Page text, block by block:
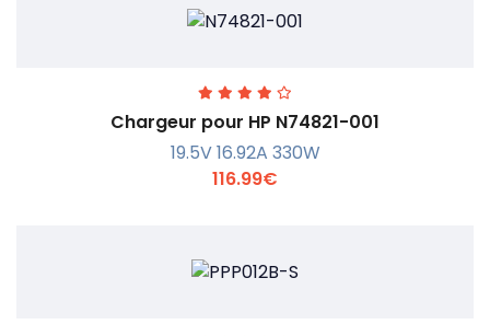
En savoir +
Chargeur pour HP N74821-001
19.5V 16.92A 330W
116.99€